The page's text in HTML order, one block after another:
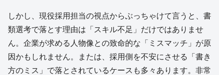
しかし、現役採用担当の視点からぶっちゃけて言うと、書
類選考で落とす理由は「スキル不足」だけではありませ
ん。企業が求める人物像との致命的な「ミスマッチ」が原
因かもしれません。または、採用側を不安にさせる「書き
方のミス」で落とされているケースも多々あります。非常